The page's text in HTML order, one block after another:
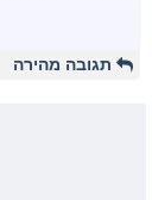
תגובה מהירה